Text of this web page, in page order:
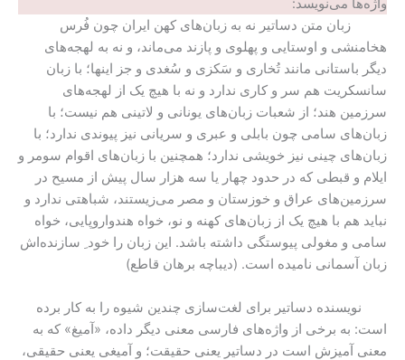
واژه‌ها می‌نویسد:
زبان متن دساتیر نه به زبان‌های کهن ایران چون فُرس
هخامنشی و اوستایی و پهلوی و پازند می‌ماند، و نه به لهجه‌های
دیگر باستانی مانند تُخاری و سَکزی و سُغدی و جز اینها؛ با زبان
سانسکریت هم سر و کاری ندارد و نه با هیچ یک از لهجه‌های
سرزمین هند؛ از شعبات زبان‌های یونانی و لاتینی هم نیست؛ با
زبان‌های سامی چون بابلی و عبری و سریانی نیز پیوندی ندارد؛ با
زبان‌های چینی نیز خویشی ندارد؛ همچنین با زبان‌های اقوام سومر و
ایلام و قبطی که در حدود چهار یا سه هزار سال پیش از مسیح در
سرزمین‌های عراق و خوزستان و مصر می‌زیستند، شباهتی ندارد و
نباید هم با هیچ یک از زبان‌های کهنه و نو، خواه هندواروپایی، خواه
سامی و مغولی پیوستگی داشته باشد. این زبان را خود ِ سازنده‌اش
زبان آسمانی نامیده است. (دیباچه برهان قاطع)
نویسنده دساتیر برای لغت‌سازی چندین شیوه را به کار برده
است: به برخی از واژه‌های فارسی معنی دیگر داده، «آمیغ» که به
معنی آمیزش است در دساتیر یعنی حقیقت؛ و آمیغی یعنی حقیقی،